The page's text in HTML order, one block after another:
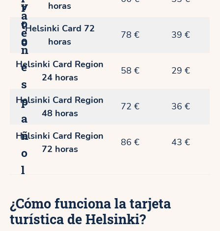
r
t
o
a
e
n
e
s
p
a
ñ
o
l
v
o
o
horas
Helsinki Card 72
horas
78 € 39 €
Helsinki Card Region
24 horas
58 € 29 €
Helsinki Card Region
48 horas
72 € 36 €
Helsinki Card Region
72 horas
86 € 43 €
¿Cómo funciona la tarjeta
turística de Helsinki?